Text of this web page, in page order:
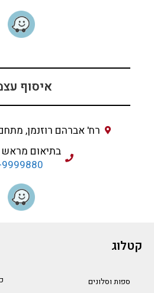
איסוף
רח' אברהם רוזנמן,
בתיאום מראש
קטלוג
ספות וסלונים